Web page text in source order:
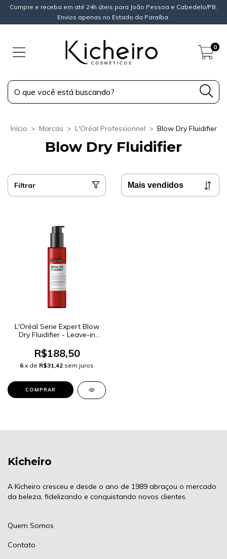
Compre e receba em até 24h úteis para João Pessoa e Cabedelo/PB.
Envios apenas no Estado da Paraíba.
0
Início > Marcas > L'Oréal Professionnel > Blow Dry Fluidifier
Blow Dry Fluidifier
Filtrar
L'Oréal Serie Expert Blow
Dry Fluidifier - Leave-in
R$188,50
6 x de R$31,42 sem juros
Kicheiro
A Kicheiro cresceu e desde o ano de 1989 abraçou o mercado
da beleza, fidelizando e conquistando novos clientes.
Quem Somos
Contato